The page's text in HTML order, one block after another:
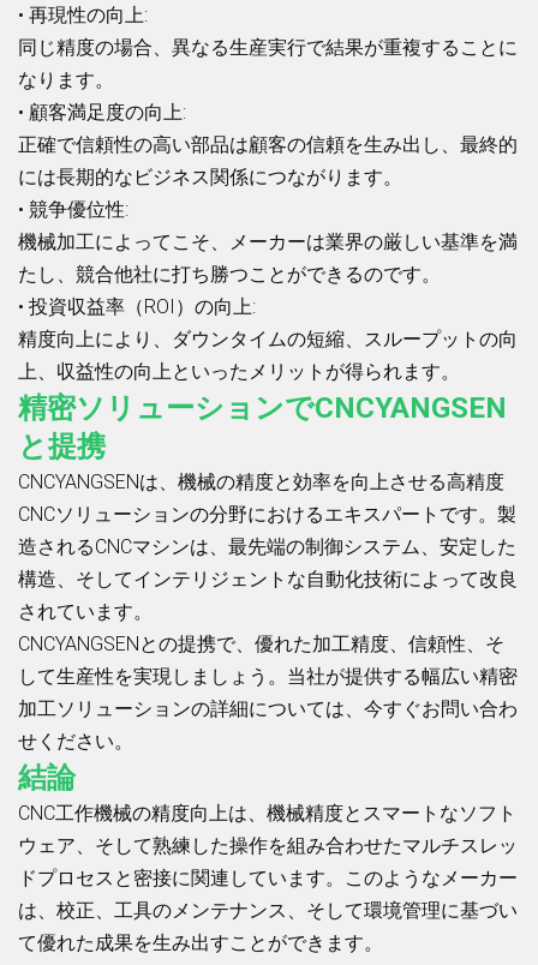
• 再現性の向上:
同じ精度の場合、異なる生産実行で結果が重複することに
なります。
• 顧客満足度の向上:
正確で信頼性の高い部品は顧客の信頼を生み出し、最終的
には長期的なビジネス関係につながります。
• 競争優位性:
機械加工によってこそ、メーカーは業界の厳しい基準を満
たし、競合他社に打ち勝つことができるのです。
• 投資収益率（ROI）の向上:
精度向上により、ダウンタイムの短縮、スループットの向
上、収益性の向上といったメリットが得られます。
精密ソリューションでCNCYANGSEN
と提携
CNCYANGSENは、機械の精度と効率を向上させる高精度
CNCソリューションの分野におけるエキスパートです。製
造されるCNCマシンは、最先端の制御システム、安定した
構造、そしてインテリジェントな自動化技術によって改良
されています。
CNCYANGSENとの提携で、優れた加工精度、信頼性、そ
して生産性を実現しましょう。当社が提供する幅広い精密
加工ソリューションの詳細については、今すぐお問い合わ
せください。
結論
CNC工作機械の精度向上は、機械精度とスマートなソフト
ウェア、そして熟練した操作を組み合わせたマルチスレッ
ドプロセスと密接に関連しています。このようなメーカー
は、校正、工具のメンテナンス、そして環境管理に基づい
て優れた成果を生み出すことができます。